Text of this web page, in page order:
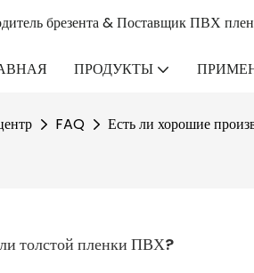
брезента & Поставщик ПВХ
ПРОДУКТЫ
FAQ Есть ли хорошие
толстой пленки ПВХ?